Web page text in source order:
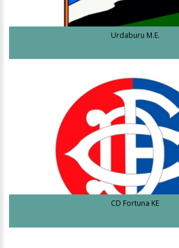
Urdaburu M.E.
CD Fortuna KE